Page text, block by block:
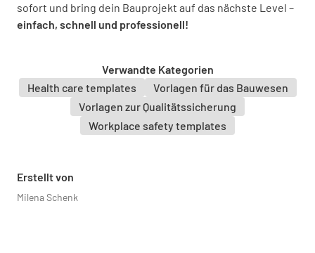
sofort und bring dein Bauprojekt auf das nächste Level –
einfach, schnell und professionell!
Verwandte Kategorien
Health care templates
Vorlagen für das Bauwesen
Vorlagen zur Qualitätssicherung
Workplace safety templates
Erstellt von
Milena Schenk
Werden die Bauabfälle direkt entsorgt?